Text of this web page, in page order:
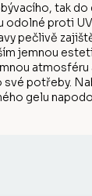
tak
odolné proti
pečlivě
jemnou
potřeby.
gelu